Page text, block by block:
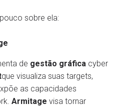
sobre ela:
de gestão gráfica cyber
que visualiza suas targets,
as capacidades
Armitage visa tornar